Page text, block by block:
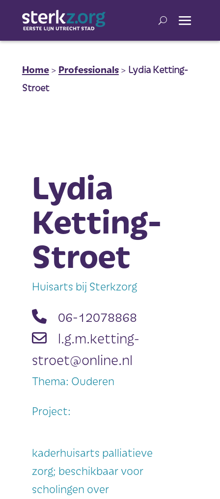
Home> Professionals> Lydia Ketting-
Stroet
Lydia
Ketting-
Stroet
Huisarts bij Sterkzorg
06-12078868
l.g.m.ketting-
stroet@online.nl
Thema: Ouderen
Project:
kaderhuisarts palliatieve
zorg; beschikbaar voor
scholingen over